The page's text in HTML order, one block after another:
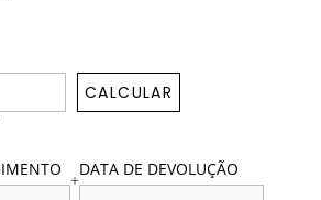
CALCULAR
+DATA DE DEVOLUÇÃO